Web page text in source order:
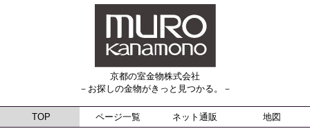
京都の室金物株式会社
－お探しの金物がきっと見つかる。－
TOP ページ一覧 ネット通販 地図